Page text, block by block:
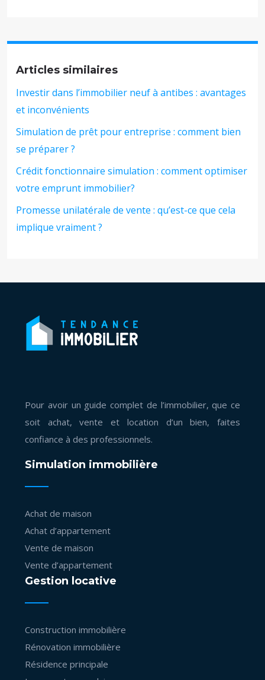
Articles similaires
Investir dans l’immobilier neuf à antibes : avantages
et inconvénients
Simulation de prêt pour entreprise : comment bien
se préparer ?
Crédit fonctionnaire simulation : comment optimiser
votre emprunt immobilier?
Promesse unilatérale de vente : qu’est-ce que cela
implique vraiment ?
Pour avoir un guide complet de l’immobilier, que ce
soit achat, vente et location d’un bien, faites
confiance à des professionnels.
Simulation immobilière
Achat de maison
Achat d’appartement
Vente de maison
Vente d’appartement
Gestion locative
Construction immobilière
Rénovation immobilière
Résidence principale